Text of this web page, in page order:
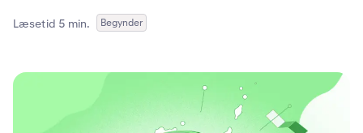
Læsetid 5 min. Begynder